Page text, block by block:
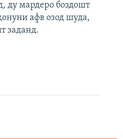
ду мардеро боздошт
афв озод шуда,
заданд.